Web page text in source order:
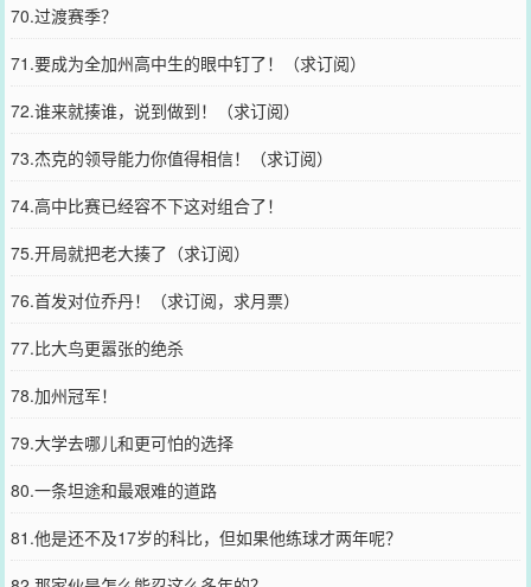
70.过渡赛季？
71.要成为全加州高中生的眼中钉了！（求订阅）
72.谁来就揍谁，说到做到！（求订阅）
73.杰克的领导能力你值得相信！（求订阅）
74.高中比赛已经容不下这对组合了！
75.开局就把老大揍了（求订阅）
76.首发对位乔丹！（求订阅，求月票）
77.比大鸟更嚣张的绝杀
78.加州冠军！
79.大学去哪儿和更可怕的选择
80.一条坦途和最艰难的道路
81.他是还不及17岁的科比，但如果他练球才两年呢？